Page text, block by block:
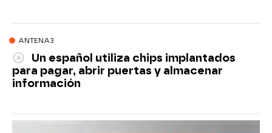
ANTENA3
Un español utiliza chips implantados
para pagar, abrir puertas y almacenar
información